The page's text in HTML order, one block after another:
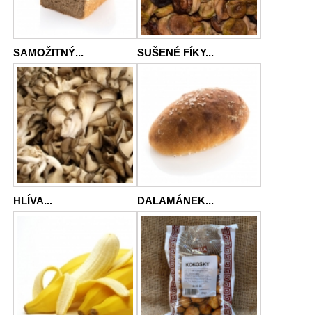
SAMOŽITNÝ... SUŠENÉ FÍKY...
HLÍVA... DALAMÁNEK...